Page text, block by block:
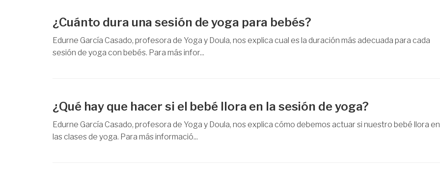
¿Cuánto dura una sesión de yoga para bebés?
Edurne García Casado, profesora de Yoga y Doula, nos explica cual es la duración más adecuada para cada
sesión de yoga con bebés. Para más infor...
¿Qué hay que hacer si el bebé llora en la sesión de yoga?
Edurne García Casado, profesora de Yoga y Doula, nos explica cómo debemos actuar si nuestro bebé llora en
las clases de yoga. Para más informació...